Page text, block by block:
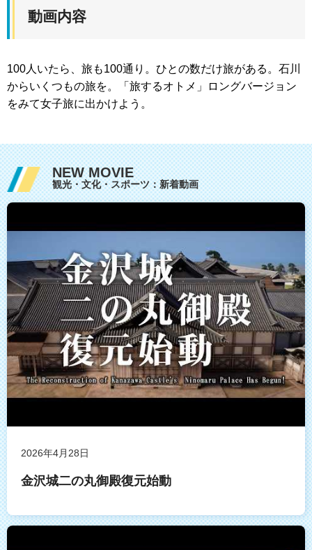
動画内容
100人いたら、旅も100通り。ひとの数だけ旅がある。石川
からいくつもの旅を。「旅するオトメ」ロングバージョン
をみて女子旅に出かけよう。
NEW MOVIE
観光・文化・スポーツ：新着動画
2026年4月28日
金沢城二の丸御殿復元始動